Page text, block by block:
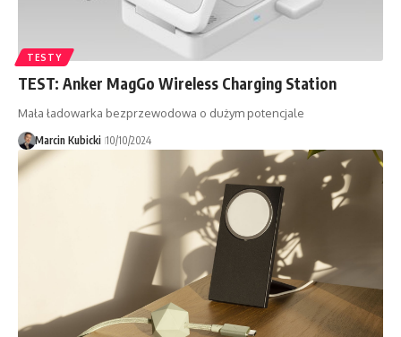
TESTY
TEST: Anker MagGo Wireless Charging Station
Mała ładowarka bezprzewodowa o dużym potencjale
Marcin Kubicki 10/10/2024